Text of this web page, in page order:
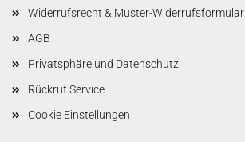
Widerrufsrecht & Muster-Widerrufsformular
AGB
Privatsphäre und Datenschutz
Rückruf Service
Cookie Einstellungen